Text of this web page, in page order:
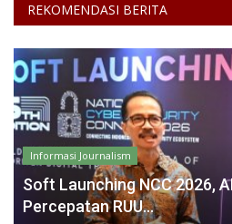
REKOMENDASI BERITA
Informasi Journalism
Soft Launching NCC 2026,
Percepatan RUU...